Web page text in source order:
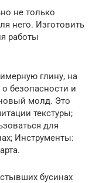
не только
него. Изготовить
работы
глину, на
безопасности и
молд. Это
текстуры;
для
Инструменты:
бусинах